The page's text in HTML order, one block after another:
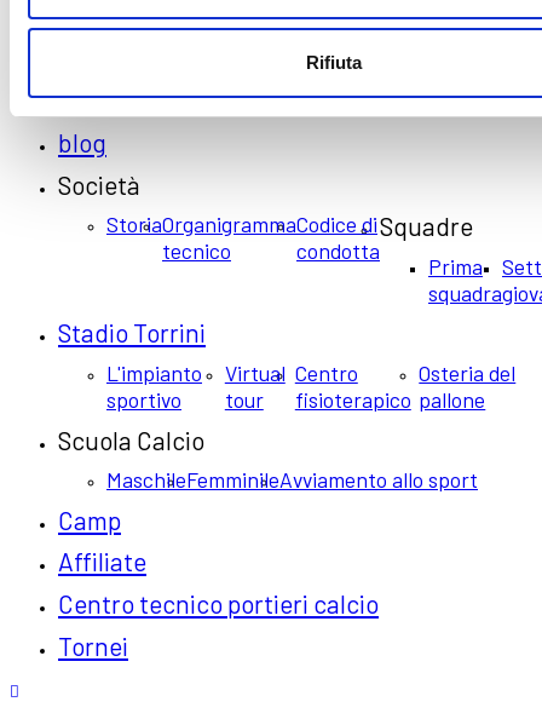
Rifiuta
© Copyright 2021 Official website of SESTESE CALCIO S.S.D ARL |
webdesign Neri&Neri
Home
blog
Società
StoriaOrganigramma
tecnico
Codice di
condotta
Squadre
Prima
squadra
Stadio Torrini
L'impianto
sportivo
Virtual
tour
Centro
fisioterapico
Osteria del
pallone
Scuola Calcio
MaschileFemminileAvviamento allo sport
Camp
Affiliate
Centro tecnico portieri calcio
Tornei